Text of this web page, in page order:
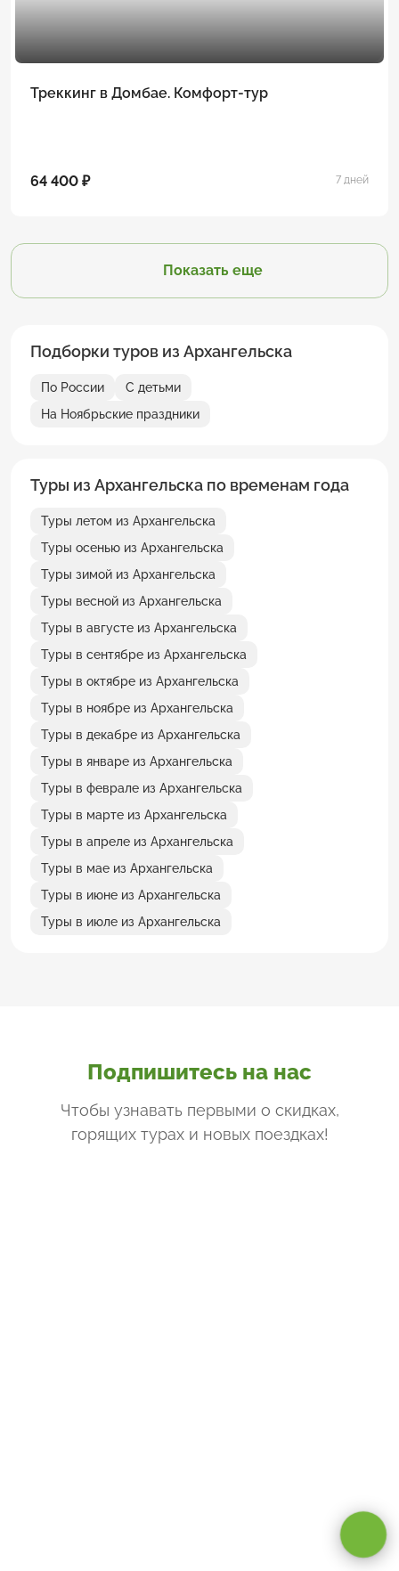
Треккинг в Домбае. Комфорт-тур
64 400 ₽ 7 дней
Показать еще
Подборки туров из Архангельска
По России
С детьми
На Ноябрьские праздники
Туры из Архангельска по временам года
Туры летом из Архангельска
Туры осенью из Архангельска
Туры зимой из Архангельска
Туры весной из Архангельска
Туры в августе из Архангельска
Туры в сентябре из Архангельска
Туры в октябре из Архангельска
Туры в ноябре из Архангельска
Туры в декабре из Архангельска
Туры в январе из Архангельска
Туры в феврале из Архангельска
Туры в марте из Архангельска
Туры в апреле из Архангельска
Туры в мае из Архангельска
Туры в июне из Архангельска
Туры в июле из Архангельска
Подпишитесь на нас
Чтобы узнавать первыми о скидках,
горящих турах и новых поездках!